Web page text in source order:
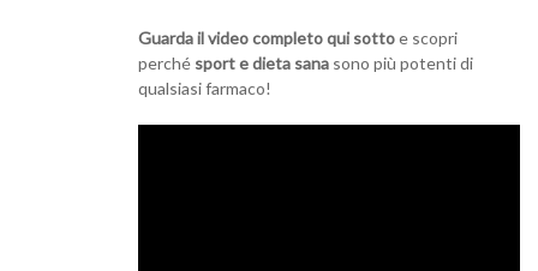
Guarda il video completo qui sottoe scopri
perché sport e dieta sana sono più potenti di
qualsiasi farmaco!